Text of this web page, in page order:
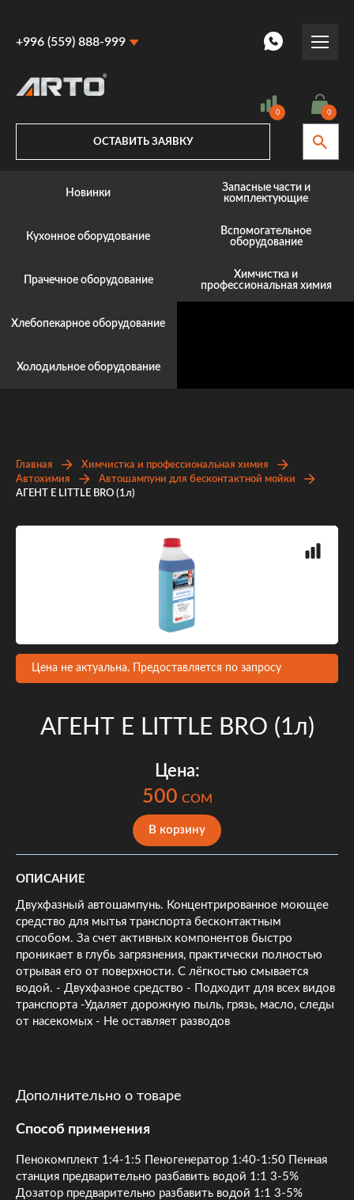
+996 (559) 888-999
+996 (559) 888-999
0 0
ОСТАВИТЬ ЗАЯВКУ
Новинки
Кухонное оборудование
Прачечное оборудование
Хлебопекарное оборудование
Холодильное оборудование
Запасные части и
комплектующие
Вспомогательное
оборудование
Химчистка и
профессиональная химия
Главная
Химчистка и профессиональная химия
Автохимия
Автошампуни для бесконтактной мойки
АГЕНТ Е LITTLE BRO (1л)
Цена не актуальна. Предоставляется по запросу
АГЕНТ Е LITTLE BRO (1л)
Цена:
500 COM
В корзину
ОПИСАНИЕ
Двухфазный автошампунь. Концентрированное моющее
средство для мытья транспорта бесконтактным
способом. За счет активных компонентов быстро
проникает в глубь загрязнения, практически полностью
отрывая его от поверхности. С лёгкостью смывается
водой. - Двухфазное средство - Подходит для всех видов
транспорта -Удаляет дорожную пыль, грязь, масло, следы
от насекомых - Не оставляет разводов
Дополнительно о товаре
Способ применения
Пенокомплект 1:4-1:5 Пеногенератор 1:40-1:50 Пенная
станция предварительно разбавить водой 1:1 3-5%
Дозатор предварительно разбавить водой 1:1 3-5%